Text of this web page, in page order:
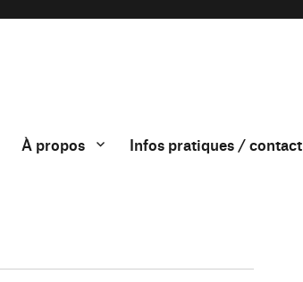
À propos Infos pratiques / contact